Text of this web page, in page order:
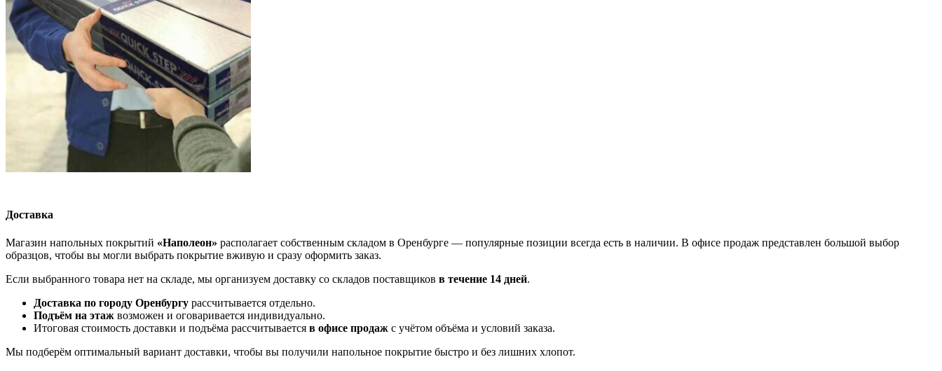
Доставка
Магазин напольных покрытий «Наполеон» располагает собственным складом в Оренбурге — популярные позиции всегда есть в наличии. В офисе продаж представлен большой выбор
образцов, чтобы вы могли выбрать покрытие вживую и сразу оформить заказ.
Если выбранного товара нет на складе, мы организуем доставку со складов поставщиков в течение 14 дней.
Доставка по городу Оренбургу рассчитывается отдельно.
Подъём на этаж возможен и оговаривается индивидуально.
Итоговая стоимость доставки и подъёма рассчитывается в офисе продаж с учётом объёма и условий заказа.
Мы подберём оптимальный вариант доставки, чтобы вы получили напольное покрытие быстро и без лишних хлопот.